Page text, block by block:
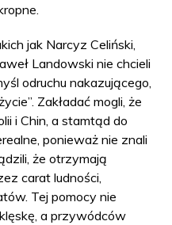
jak Narcyz Celiński,
Landowski nie chcieli
odruchu nakazującego,
Zakładać mogli, że
i Chin, a stamtąd do
ponieważ nie znali
że otrzymają
carat ludności,
Tej pomocy nie
a przywódców